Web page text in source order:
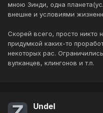
мною Зинди, одна
внешне и условиями
Скорей всего, просто никто
придумкой каких-то
некоторых рас.
вулканцев, клингонов и т.п.
Undel